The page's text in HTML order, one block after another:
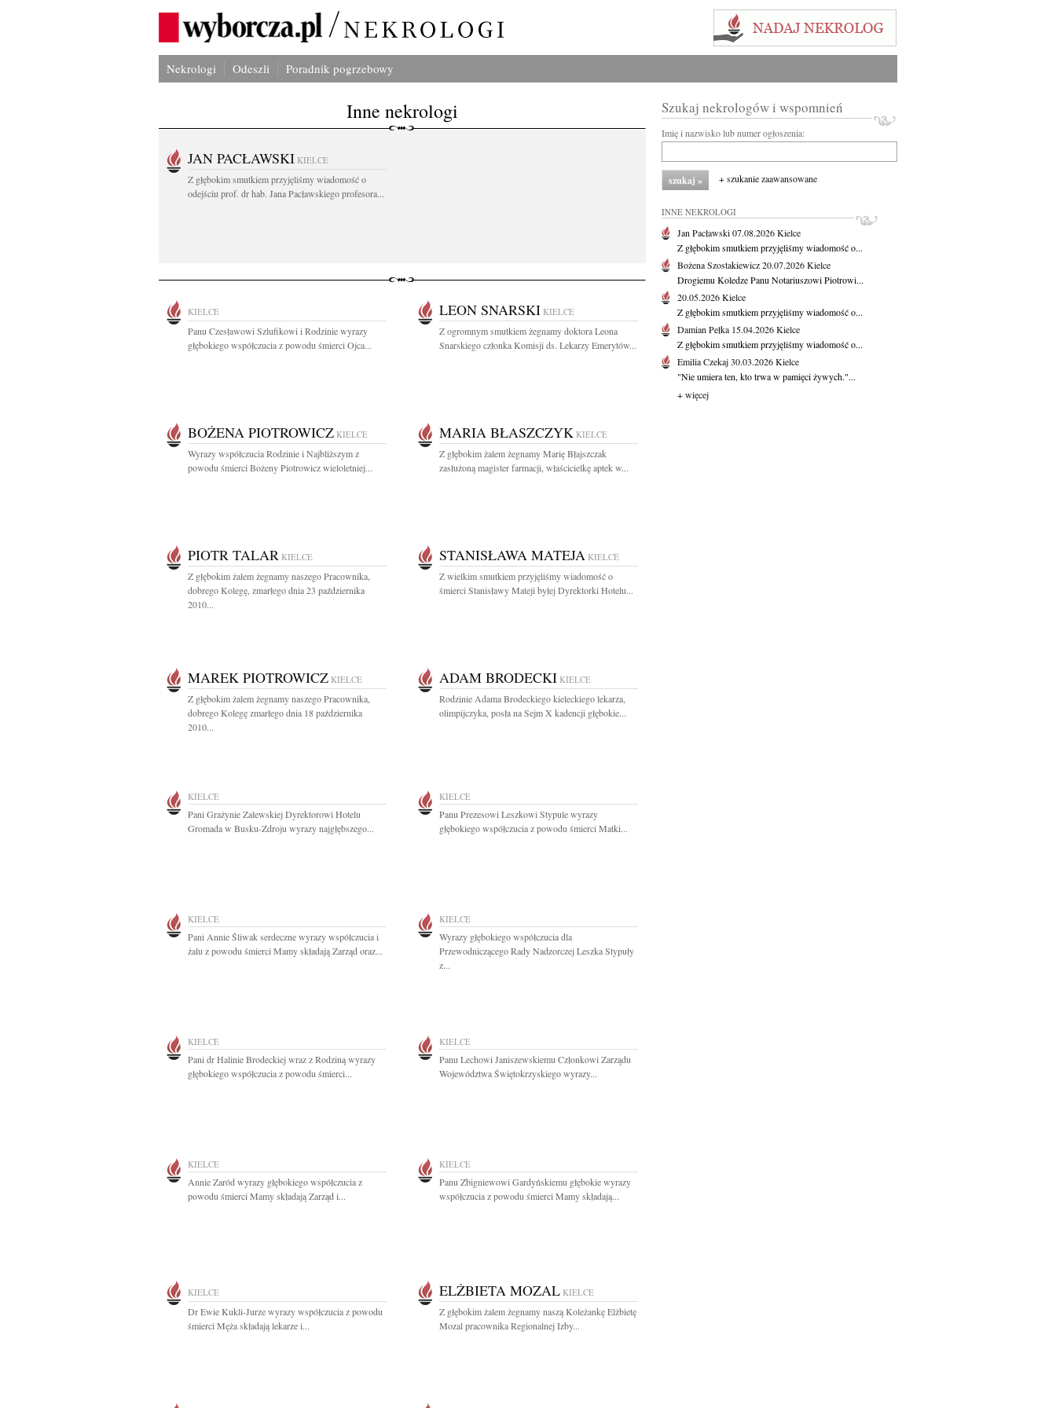
Nekrologi Odeszli Poradnik pogrzebowy
Inne nekrologi
JAN PACŁAWSKI KIELCE
Z głębokim smutkiem przyjęliśmy wiadomość o
odejściu prof. dr hab. Jana Pacławskiego profesora...
KIELCE
Panu Czesławowi Szlufikowi i Rodzinie wyrazy
głębokiego współczucia z powodu śmierci Ojca...
LEON SNARSKI KIELCE
Z ogromnym smutkiem żegnamy doktora Leona
Snarskiego członka Komisji ds. Lekarzy Emerytów...
BOŻENA PIOTROWICZ KIELCE
Wyrazy współczucia Rodzinie i Najbliższym z
powodu śmierci Bożeny Piotrowicz wieloletniej...
MARIA BŁASZCZYK KIELCE
Z głębokim żalem żegnamy Marię Błajszczak
zasłużoną magister farmacji, właścicielkę aptek w...
PIOTR TALAR KIELCE
Z głębokim żalem żegnamy naszego Pracownika,
dobrego Kolegę, zmarłego dnia 23 października
2010...
STANISŁAWA MATEJA KIELCE
Z wielkim smutkiem przyjęliśmy wiadomość o
śmierci Stanisławy Mateji byłej Dyrektorki Hotelu...
MAREK PIOTROWICZ KIELCE
Z głębokim żalem żegnamy naszego Pracownika,
dobrego Kolegę zmarłego dnia 18 października
2010...
ADAM BRODECKI KIELCE
Rodzinie Adama Brodeckiego kieleckiego lekarza,
olimpijczyka, posła na Sejm X kadencji głębokie...
KIELCE
Pani Grażynie Zalewskiej Dyrektorowi Hotelu
Gromada w Busku-Zdroju wyrazy najgłębszego...
KIELCE
Panu Prezesowi Leszkowi Stypule wyrazy
głębokiego współczucia z powodu śmierci Matki...
KIELCE
Pani Annie Śliwak serdeczne wyrazy współczucia i
żalu z powodu śmierci Mamy składają Zarząd oraz...
KIELCE
Wyrazy głębokiego współczucia dla
Przewodniczącego Rady Nadzorczej Leszka Stypuły
z...
KIELCE
Pani dr Halinie Brodeckiej wraz z Rodziną wyrazy
głębokiego współczucia z powodu śmierci...
KIELCE
Panu Lechowi Janiszewskiemu Członkowi Zarządu
Województwa Świętokrzyskiego wyrazy...
KIELCE
Annie Zaród wyrazy głębokiego współczucia z
powodu śmierci Mamy składają Zarząd i...
KIELCE
Panu Zbigniewowi Gardyńskiemu głębokie wyrazy
współczucia z powodu śmierci Mamy składają...
KIELCE
Dr Ewie Kukli-Jurze wyrazy współczucia z powodu
śmierci Męża składają lekarze i...
ELŻBIETA MOZAL KIELCE
Z głębokim żalem żegnamy naszą Koleżankę Elżbietę
Mozal pracownika Regionalnej Izby...
Szukaj nekrologów i wspomnień
Imię i nazwisko lub numer ogłoszenia:
+ szukanie zaawansowane
INNE NEKROLOGI
Jan Pacławski07.08.2026Kielce
Z głębokim smutkiem przyjęliśmy wiadomość o...
Bożena Szostakiewicz20.07.2026Kielce
Drogiemu Koledze Panu Notariuszowi Piotrowi...
20.05.2026Kielce
Z głębokim smutkiem przyjęliśmy wiadomość o...
Damian Pełka 15.04.2026Kielce
Z głębokim smutkiem przyjęliśmy wiadomość o...
Emilia Czekaj30.03.2026Kielce
"Nie umiera ten, kto trwa w pamięci żywych."...
+ więcej